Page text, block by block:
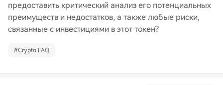
предоставить критический анализ его потенциальных
преимуществ и недостатков, а также любые риски,
связанные с инвестициями в этот токен?
#Crypto FAQ